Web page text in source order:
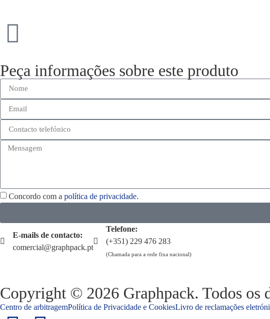
Peça informações sobre este produto
Concordo com a política de privacidade.
E-mails de contacto:
comercial@graphpack.pt
Telefone:
(+351) 229 476 283
(Chamada para a rede fixa nacional)
Copyright © 2026 Graphpack. Todos os
Centro de arbitragemPolítica de Privacidade e CookiesLivro de reclamações